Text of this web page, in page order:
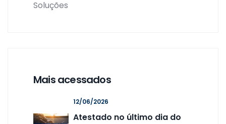
Soluções
Mais acessados
12/06/2026
Atestado no último dia do